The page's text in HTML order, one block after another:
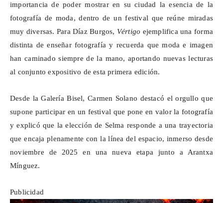
importancia de poder mostrar en su ciudad la esencia de la
fotografía de moda, dentro de un festival que reúne miradas
muy diversas. Para Díaz Burgos, Vértigo ejemplifica una forma
distinta de enseñar fotografía y recuerda que moda e imagen
han caminado siempre de la mano, aportando nuevas lecturas
al conjunto expositivo de esta primera edición.
Desde la Galería Bisel, Carmen Solano destacó el orgullo que
supone participar en un festival que pone en valor la fotografía
y explicó que la elección de Selma responde a una trayectoria
que encaja plenamente con la línea del espacio, inmerso desde
noviembre de 2025 en una nueva etapa junto a Arantxa
Mínguez.
Publicidad